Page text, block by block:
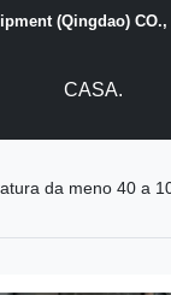
(Qingdao) CO.,
CASA.
da meno 40 a